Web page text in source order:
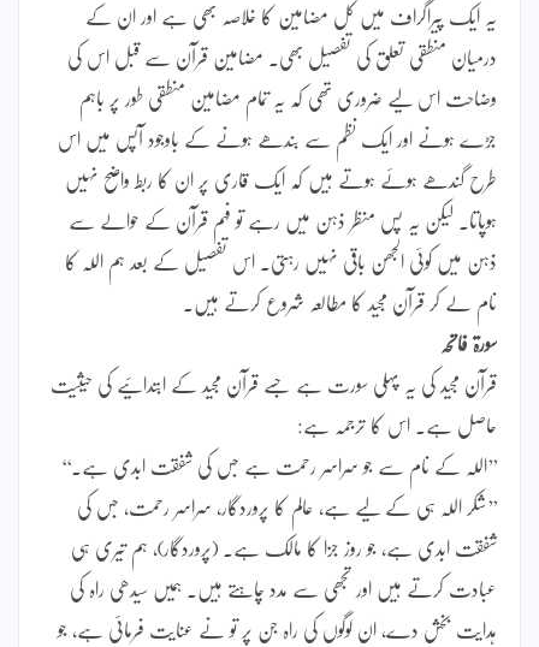
یہ ایک پیراگراف میں کل مضامین کا خلاصہ بھی ہے اور ان کے
درمیان منطقی تعلق کی تفصیل بھی۔ مضامین قرآن سے قبل اس کی
وضاحت اس لیے ضروری تھی کہ یہ تمام مضامین منطقی طور پر باہم
جڑے ہونے اور ایک نظم سے بندھے ہونے کے باوجود آپس میں اس
طرح گندھے ہوئے ہوتے ہیں کہ ایک قاری پر ان کا ربط واضح نہیں
ہوپاتا۔ لیکن یہ پس منظر ذہن میں رہے تو فہم قرآن کے حوالے سے
ذہن میں کوئی الجھن باقی نہیں رہتی۔ اس تفصیل کے بعد ہم اللہ کا
نام لے کر قرآن مجید کا مطالعہ شروع کرتے ہیں۔
سورۃ فاتحہ
قرآن مجید کی یہ پہلی سورت ہے جسے قرآن مجید کے ابتدائیے کی حیثیت
حاصل ہے۔ اس کا ترجمہ ہے:
’’اللہ کے نام سے جو سراسر رحمت ہے جس کی شفقت ابدی ہے۔‘‘
’’شکر اللہ ہی کے لیے ہے، عالم کا پروردگار، سراسر رحمت، جس کی
شفقت ابدی ہے، جو روز جزا کا مالک ہے۔ (پروردگار)، ہم تیری ہی
عبادت کرتے ہیں اور تجھی سے مدد چاہتے ہیں۔ ہمیں سیدھی راہ کی
ہدایت بخش دے، ان لوگوں کی راہ جن پر تو نے عنایت فرمائی ہے، جو